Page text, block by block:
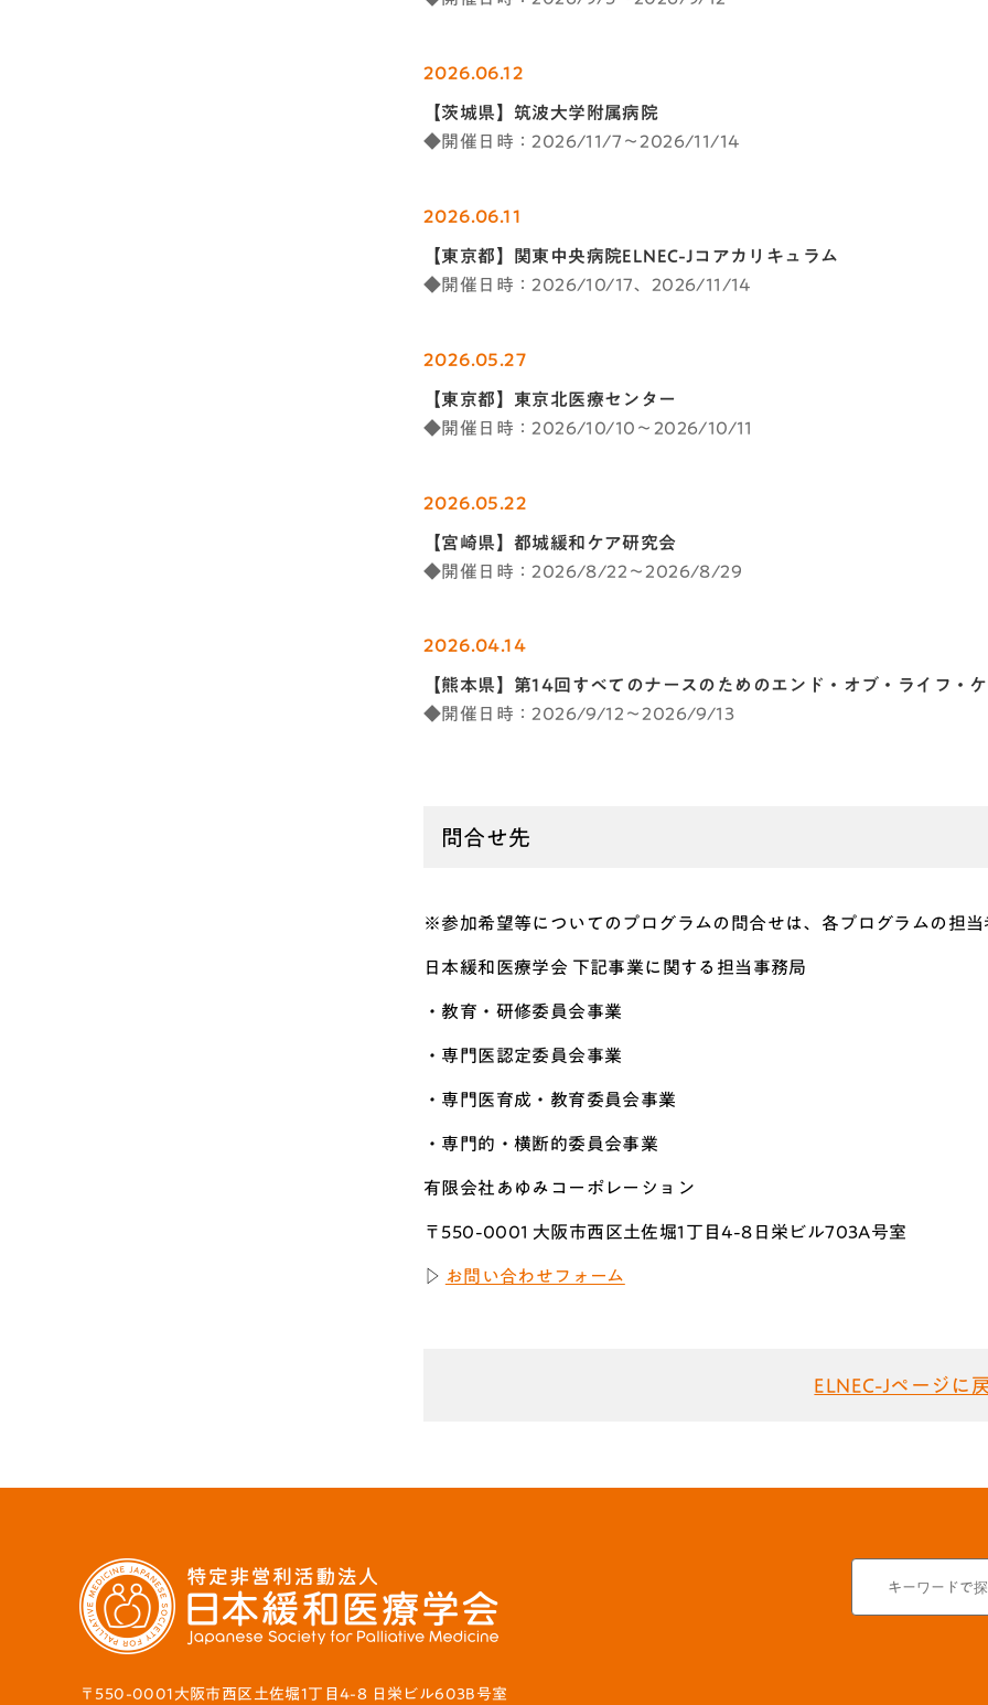
2026.06.12
【茨城県】筑波大学附属病院
◆開催日時：2026/11/7～2026/11/14
2026.06.11
【東京都】関東中央病院ELNEC-Jコアカリキュラム
◆開催日時：2026/10/17、2026/11/14
2026.05.27
【東京都】東京北医療センター
◆開催日時：2026/10/10～2026/10/11
2026.05.22
【宮崎県】都城緩和ケア研究会
◆開催日時：2026/8/22～2026/8/29
2026.04.14
【熊本県】第14回すべてのナースのためのエンド・オブ・ライフ
◆開催日時：2026/9/12～2026/9/13
問合せ先
※参加希望等についてのプログラムの問合せは、各プログラムの担当
日本緩和医療学会 下記事業に関する担当事務局
・教育・研修委員会事業
・専門医認定委員会事業
・専門医育成・教育委員会事業
・専門的・横断的委員会事業
有限会社あゆみコーポレーション
〒550-0001 大阪市西区土佐堀1丁目4-8日栄ビル703A号室
▷ お問い合わせフォーム
ELNEC-Jページに
〒550-0001大阪市西区土佐堀1丁目4-8 日栄ビル603B号室